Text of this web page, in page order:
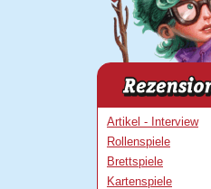
Artikel - Interview
Rollenspiele
Brettspiele
Kartenspiele